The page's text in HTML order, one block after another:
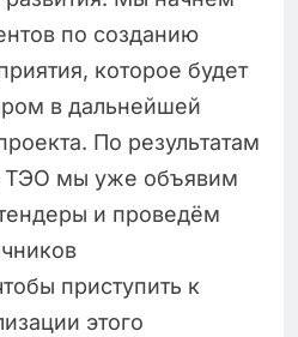
по созданию
которое будет
в дальнейшей
По результатам
ТЭО мы уже объявим
и проведём
приступить к
этого